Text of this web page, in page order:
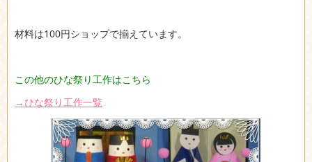
材料は100円ショップで揃えています。
この他のひな祭り工作はこちら
→ひな祭り工作一覧